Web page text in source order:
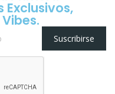
Exclusivos,
Suscribirse